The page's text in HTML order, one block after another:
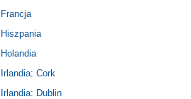
Francja
Hiszpania
Holandia
Irlandia: Cork
Irlandia: Dublin